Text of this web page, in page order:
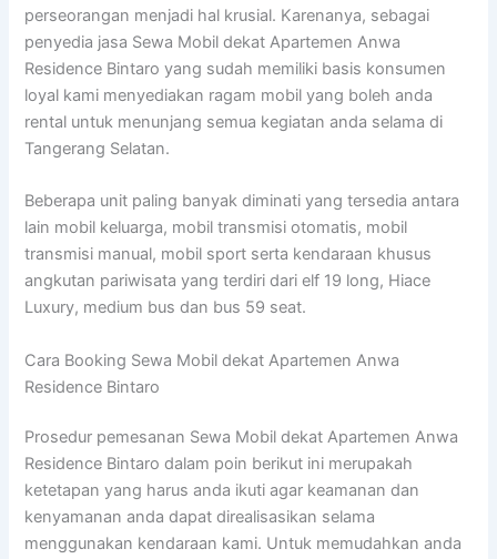
perseorangan menjadi hal krusial. Karenanya, sebagai
penyedia jasa Sewa Mobil dekat Apartemen Anwa
Residence Bintaro yang sudah memiliki basis konsumen
loyal kami menyediakan ragam mobil yang boleh anda
rental untuk menunjang semua kegiatan anda selama di
Tangerang Selatan.
Beberapa unit paling banyak diminati yang tersedia antara
lain mobil keluarga, mobil transmisi otomatis, mobil
transmisi manual, mobil sport serta kendaraan khusus
angkutan pariwisata yang terdiri dari elf 19 long, Hiace
Luxury, medium bus dan bus 59 seat.
Cara Booking Sewa Mobil dekat Apartemen Anwa
Residence Bintaro
Prosedur pemesanan Sewa Mobil dekat Apartemen Anwa
Residence Bintaro dalam poin berikut ini merupakah
ketetapan yang harus anda ikuti agar keamanan dan
kenyamanan anda dapat direalisasikan selama
menggunakan kendaraan kami. Untuk memudahkan anda